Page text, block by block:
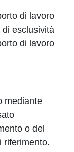
di lavoro
esclusività
di lavoro
mediante
o del
riferimento.